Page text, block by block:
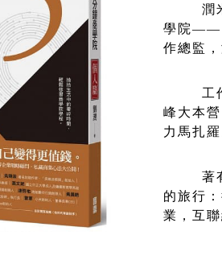
潤
學院——
作總監
工
峰大本
力馬扎羅
著
的旅行
業，互